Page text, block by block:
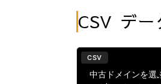
CSV デー
CSV
中古ドメインを選